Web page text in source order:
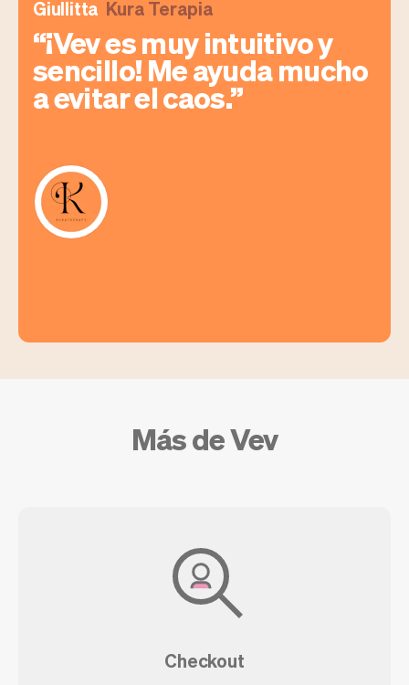
Giullitta Kura Terapia
¡Vev es muy intuitivo y
sencillo! Me ayuda mucho
a evitar el caos.
Más de Vev
Checkout